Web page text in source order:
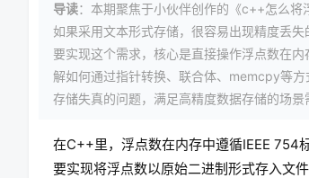
导读：本期聚焦于小伙伴创作的《c++怎么
如果采用文本形式存储，很容易出现精度丢
要实现这个需求，核心是直接操作浮点数在
解如何通过指针转换、联合体、memcpy等
存储失真的问题，满足高精度数据存储的场景
在C++里，浮点数在内存中遵循IEEE 754
要实现将浮点数以原始二进制形式存入文